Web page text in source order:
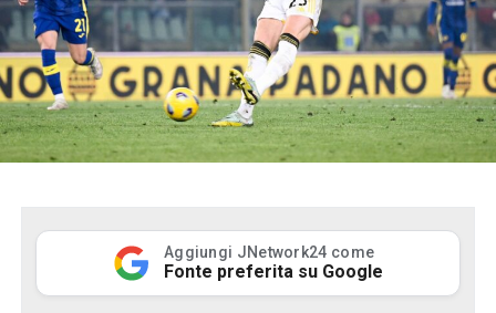
Aggiungi JNetwork24 come
Fonte preferita su Google